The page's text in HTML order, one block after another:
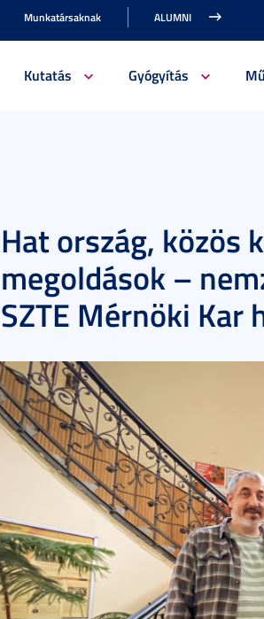
Munkatársaknak ALUMNI
Kutatás Gyógyítás
Hat ország, közös
megoldások –
SZTE Mérnöki Kar